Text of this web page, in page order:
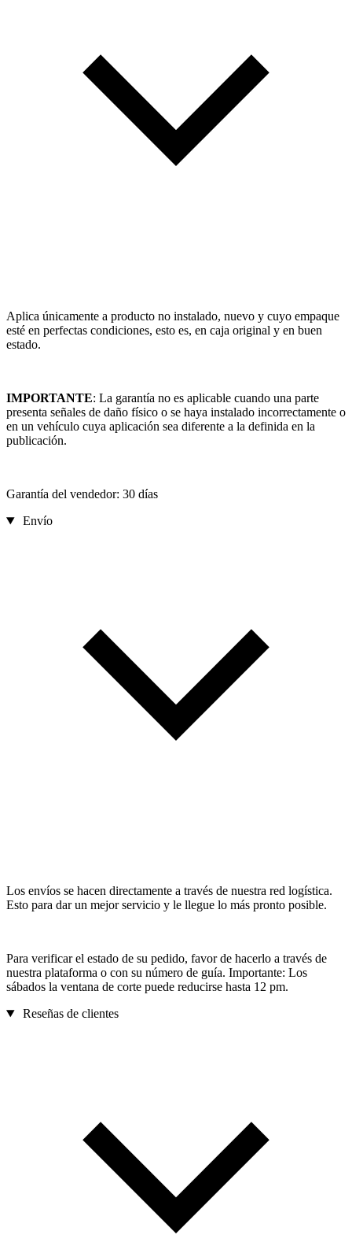
Aplica únicamente a producto no instalado, nuevo y cuyo empaque
esté en perfectas condiciones, esto es, en caja original y en buen
estado.
IMPORTANTE: La garantía no es aplicable cuando una parte
presenta señales de daño físico o se haya instalado incorrectamente o
en un vehículo cuya aplicación sea diferente a la definida en la
publicación.
Garantía del vendedor: 30 días
Envío
Los envíos se hacen directamente a través de nuestra red logística.
Esto para dar un mejor servicio y le llegue lo más pronto posible.
Para verificar el estado de su pedido, favor de hacerlo a través de
nuestra plataforma o con su número de guía. Importante: Los
sábados la ventana de corte puede reducirse hasta 12 pm.
Reseñas de clientes